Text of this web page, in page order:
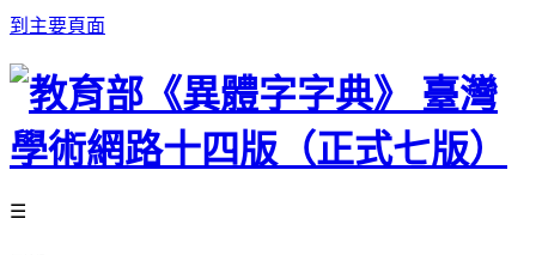
到主要頁面
☰